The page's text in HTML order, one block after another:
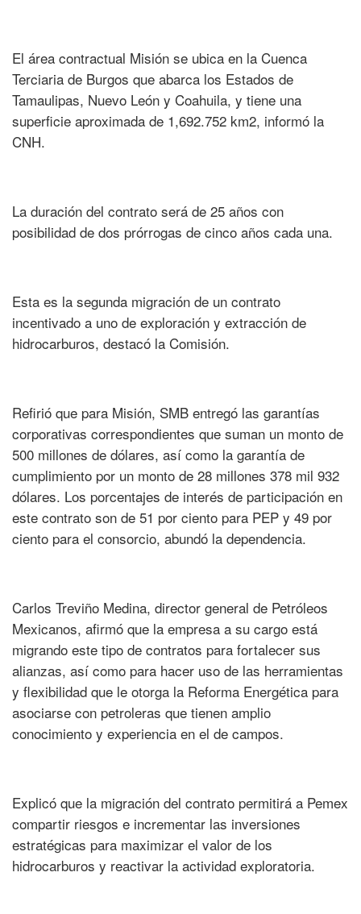
El área contractual Misión se ubica en la Cuenca
Terciaria de Burgos que abarca los Estados de
Tamaulipas, Nuevo León y Coahuila, y tiene una
superficie aproximada de 1,692.752 km2, informó la
CNH.
La duración del contrato será de 25 años con
posibilidad de dos prórrogas de cinco años cada una.
Esta es la segunda migración de un contrato
incentivado a uno de exploración y extracción de
hidrocarburos, destacó la Comisión.
Refirió que para Misión, SMB entregó las garantías
corporativas correspondientes que suman un monto de
500 millones de dólares, así como la garantía de
cumplimiento por un monto de 28 millones 378 mil 932
dólares. Los porcentajes de interés de participación en
este contrato son de 51 por ciento para PEP y 49 por
ciento para el consorcio, abundó la dependencia.
Carlos Treviño Medina, director general de Petróleos
Mexicanos, afirmó que la empresa a su cargo está
migrando este tipo de contratos para fortalecer sus
alianzas, así como para hacer uso de las herramientas
y flexibilidad que le otorga la Reforma Energética para
asociarse con petroleras que tienen amplio
conocimiento y experiencia en el de campos.
Explicó que la migración del contrato permitirá a Pemex
compartir riesgos e incrementar las inversiones
estratégicas para maximizar el valor de los
hidrocarburos y reactivar la actividad exploratoria.